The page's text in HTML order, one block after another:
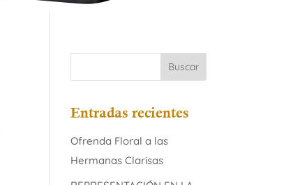
Entradas recientes
Ofrenda Floral a las
Hermanas Clarisas